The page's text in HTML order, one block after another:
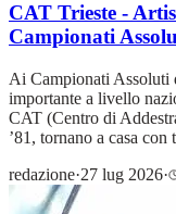
CAT Trieste -
Campionati
Ai Campionati Assoluti
importante a livello
CAT (Centro di
’81, tornano a casa con
redazione·27 lug 2026·